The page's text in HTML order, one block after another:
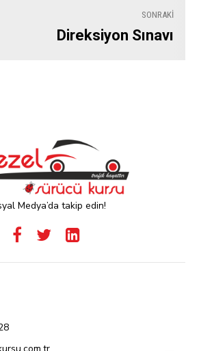
SONRAKI
Direksiyon Sınavı
Medya’da takip edin!